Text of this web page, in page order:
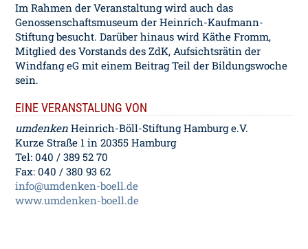
Im Rahmen der Veranstaltung wird auch das
Genossenschaftsmuseum der Heinrich-Kaufmann-
Stiftung besucht. Darüber hinaus wird Käthe Fromm,
Mitglied des Vorstands des ZdK, Aufsichtsrätin der
Windfang eG mit einem Beitrag Teil der Bildungswoche
sein.
EINE VERANSTALUNG VON
umdenken Heinrich-Böll-Stiftung Hamburg e.V.
Kurze Straße 1 in 20355 Hamburg
Tel: 040 / 389 52 70
Fax: 040 / 380 93 62
info@umdenken-boell.de
www.umdenken-boell.de